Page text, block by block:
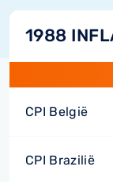
1988
CPI België
CPI Brazilië